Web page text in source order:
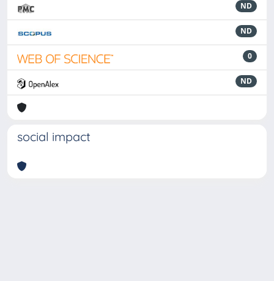
ND
ND
0
ND
social impact